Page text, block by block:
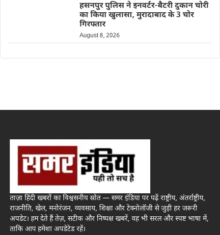
हसनपुर पुलिस ने इनवर्टर-बैटरी दुकान चोरी
का किया खुलासा, मुरादाबाद के 3 चोर
गिरफ्तार
August 8, 2026
ताज़ा हिंदी खबरों का विश्वसनीय स्रोत — समर इंडिया पर पढ़ें राष्ट्रीय, अंतर्राष्ट्रीय,
राजनीति, खेल, मनोरंजन, व्यवसाय, शिक्षा और टेक्नोलॉजी से जुड़ी हर जरूरी
अपडेट। हम देते हैं तेज़, सटीक और निष्पक्ष खबरें, वह भी सरल और स्पष्ट भाषा में,
ताकि आप हमेशा अपडेटेड रहें।